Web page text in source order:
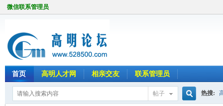
微信联系管理员
首页 高明人才网 相亲交友 联系管理员
帖子 热搜: